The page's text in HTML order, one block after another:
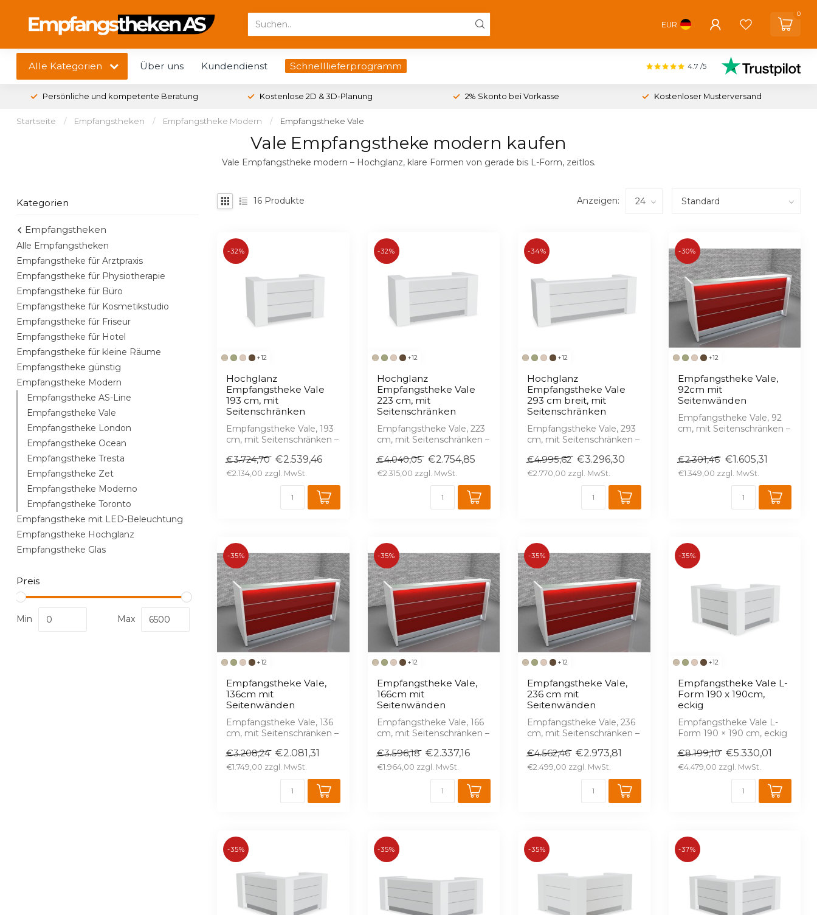
EUR
0
Alle Kategorien Über uns Kundendienst Schnelllieferprogramm 4.7 /5
Persönliche und kompetente Beratung Kostenlose 2D & 3D-Planung 2% Skonto bei Vorkasse Kostenloser Musterversand
Startseite / Empfangstheken / Empfangstheke Modern / Empfangstheke Vale
Vale Empfangstheke modern kaufen
Vale Empfangstheke modern – Hochglanz, klare Formen von gerade bis L-Form, zeitlos.
Kategorien
Empfangstheken
Alle Empfangstheken
Empfangstheke für Arztpraxis
Empfangstheke für Physiotherapie
Empfangstheke für Büro
Empfangstheke für Kosmetikstudio
Empfangstheke für Friseur
Empfangstheke für Hotel
Empfangstheke für kleine Räume
Empfangstheke günstig
Empfangstheke Modern
Empfangstheke AS-Line
Empfangstheke Vale
Empfangstheke London
Empfangstheke Ocean
Empfangstheke Tresta
Empfangstheke Zet
Empfangstheke Moderno
Empfangstheke Toronto
Empfangstheke mit LED-Beleuchtung
Empfangstheke Hochglanz
Empfangstheke Glas
Preis
Min Max
16 Produkte Anzeigen:
+12
-32%
Hochglanz
Empfangstheke Vale
193 cm, mit
Seitenschränken
Empfangstheke Vale, 193
cm, mit Seitenschränken –
LED, 1...
€3.724,70 €2.539,46
€2.134,00
+12
-32%
Hochglanz
Empfangstheke Vale
223 cm, mit
Seitenschränken
Empfangstheke Vale, 223
cm, mit Seitenschränken –
LED, 1...
€4.040,05 €2.754,85
€2.315,00
+12
-34%
Hochglanz
Empfangstheke Vale
293 cm breit, mit
Seitenschränken
Empfangstheke Vale, 293
cm, mit Seitenschränken –
LED, 1...
€4.995,62 €3.296,30
€2.770,00
+12
-30%
Empfangstheke Vale,
92cm mit
Seitenwänden
Empfangstheke Vale, 92
cm, mit Seitenschränken –
€2.301,46 €1.605,31
€1.349,00
+12
-35%
Empfangstheke Vale,
136cm mit
Seitenwänden
Empfangstheke Vale, 136
cm, mit Seitenschränken –
LED, 1...
€3.208,24 €2.081,31
€1.749,00
+12
-35%
Empfangstheke Vale,
166cm mit
Seitenwänden
Empfangstheke Vale, 166
cm, mit Seitenschränken –
LED, 1...
€3.596,18 €2.337,16
€1.964,00
+12
-35%
Empfangstheke Vale,
236 cm mit
Seitenwänden
Empfangstheke Vale, 236
cm, mit Seitenschränken –
LED, 1...
€4.562,46 €2.973,81
€2.499,00
+12
-35%
Empfangstheke Vale L-
Form 190 x 190cm,
eckig
Empfangstheke Vale L-
Form 190 × 190 cm, eckig
serienmäßige LED, 16 ...
€8.199,10 €5.330,01
€4.479,00
-35% -35% -35% -37%